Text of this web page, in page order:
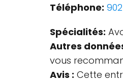
Téléphone:
Spécialités:
Autres
vous
Avis : Cette